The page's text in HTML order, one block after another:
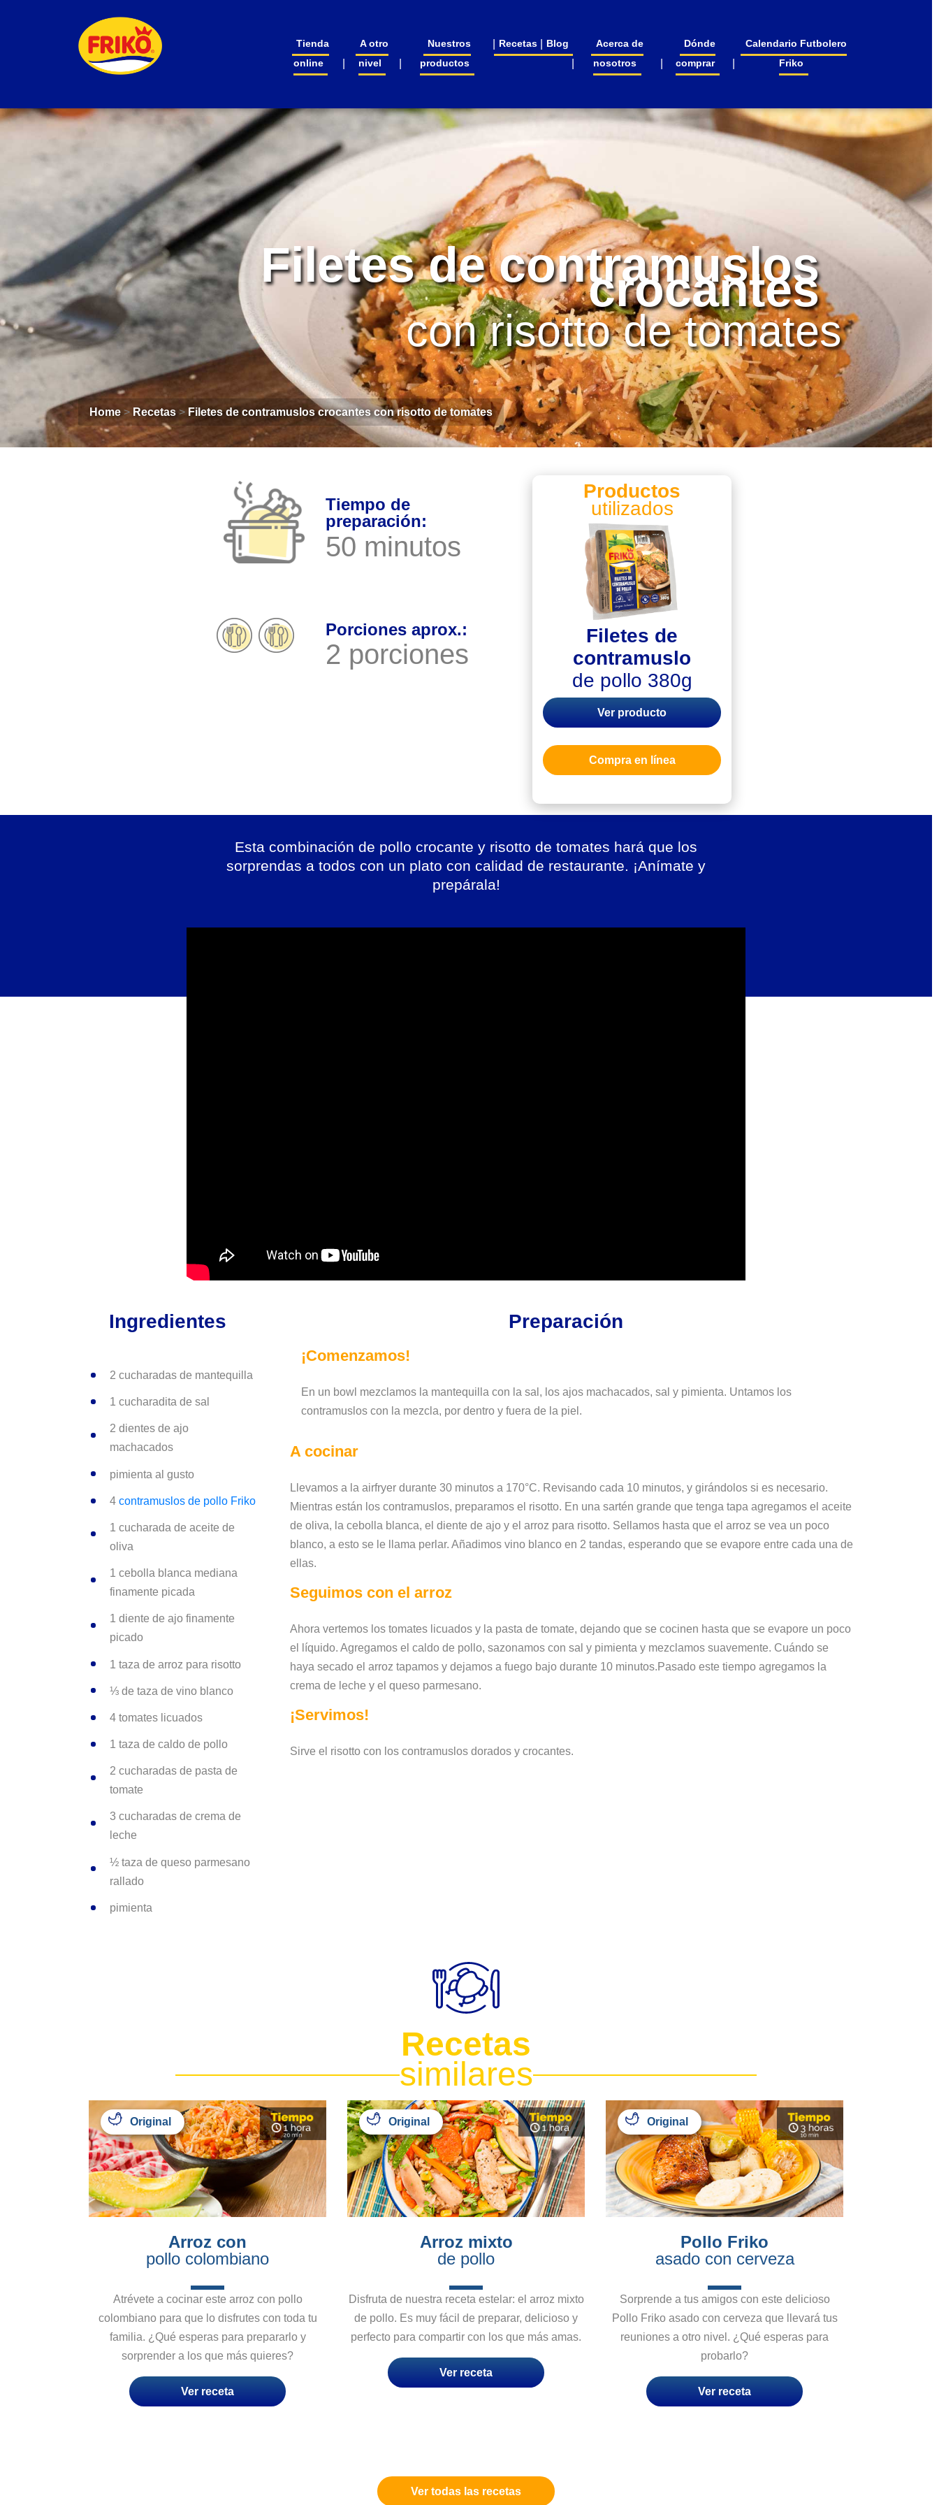
Tienda
online
A otro
nivel
Nuestros
productos
Recetas Blog
Acerca de
nosotros
Dónde
comprar
Calendario Futbolero
Friko
Filetes de contramuslos
crocantes
con risotto de tomates
Home> Recetas> Filetes de contramuslos crocantes con risotto de tomates
Tiempo de
preparación:
50 minutos
Porciones aprox.:
2 porciones
Productos
utilizados
Filetes de
contramuslo
de pollo 380g
Ver producto
Compra en línea
Esta combinación de pollo crocante y risotto de tomates hará que los
sorprendas a todos con un plato con calidad de restaurante. ¡Anímate y
prepárala!
Ingredientes
2 cucharadas de mantequilla
1 cucharadita de sal
2 dientes de ajo
machacados
pimienta al gusto
4contramuslos de pollo Friko
1 cucharada de aceite de
oliva
1 cebolla blanca mediana
finamente picada
1 diente de ajo finamente
picado
1 taza de arroz para risotto
⅓ de taza de vino blanco
4 tomates licuados
1 taza de caldo de pollo
2 cucharadas de pasta de
tomate
3 cucharadas de crema de
leche
½ taza de queso parmesano
rallado
pimienta
Preparación
¡Comenzamos!
En un bowl mezclamos la mantequilla con la sal, los ajos machacados, sal y pimienta. Untamos los
contramuslos con la mezcla, por dentro y fuera de la piel.
A cocinar
Llevamos a la airfryer durante 30 minutos a 170°C. Revisando cada 10 minutos, y girándolos si es necesario.
Mientras están los contramuslos, preparamos el risotto. En una sartén grande que tenga tapa agregamos el aceite
de oliva, la cebolla blanca, el diente de ajo y el arroz para risotto. Sellamos hasta que el arroz se vea un poco
blanco, a esto se le llama perlar. Añadimos vino blanco en 2 tandas, esperando que se evapore entre cada una de
ellas.
Seguimos con el arroz
Ahora vertemos los tomates licuados y la pasta de tomate, dejando que se cocinen hasta que se evapore un poco
el líquido. Agregamos el caldo de pollo, sazonamos con sal y pimienta y mezclamos suavemente. Cuándo se
haya secado el arroz tapamos y dejamos a fuego bajo durante 10 minutos.Pasado este tiempo agregamos la
crema de leche y el queso parmesano.
¡Servimos!
Sirve el risotto con los contramuslos dorados y crocantes.
Recetas
similares
Original
Arroz con
pollo colombiano
Atrévete a cocinar este arroz con pollo
colombiano para que lo disfrutes con toda tu
familia. ¿Qué esperas para prepararlo y
sorprender a los que más quieres?
Ver receta
Original
Arroz mixto
de pollo
Disfruta de nuestra receta estelar: el arroz mixto
de pollo. Es muy fácil de preparar, delicioso y
perfecto para compartir con los que más amas.
Ver receta
Original
Pollo Friko
asado con cerveza
Sorprende a tus amigos con este delicioso
Pollo Friko asado con cerveza que llevará tus
reuniones a otro nivel. ¿Qué esperas para
probarlo?
Ver receta
Ver todas las recetas